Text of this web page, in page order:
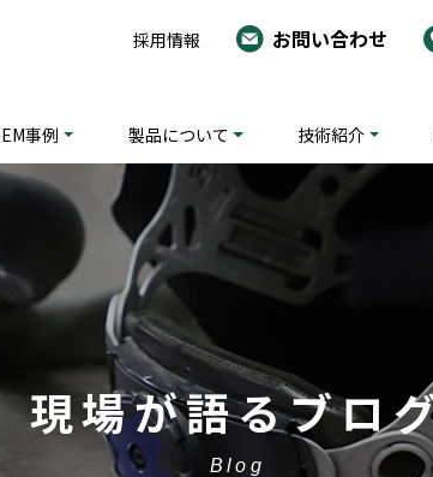
採用情報 お問い合わせ
事例 製品について 技術紹介
現場が語るブロ
Blog